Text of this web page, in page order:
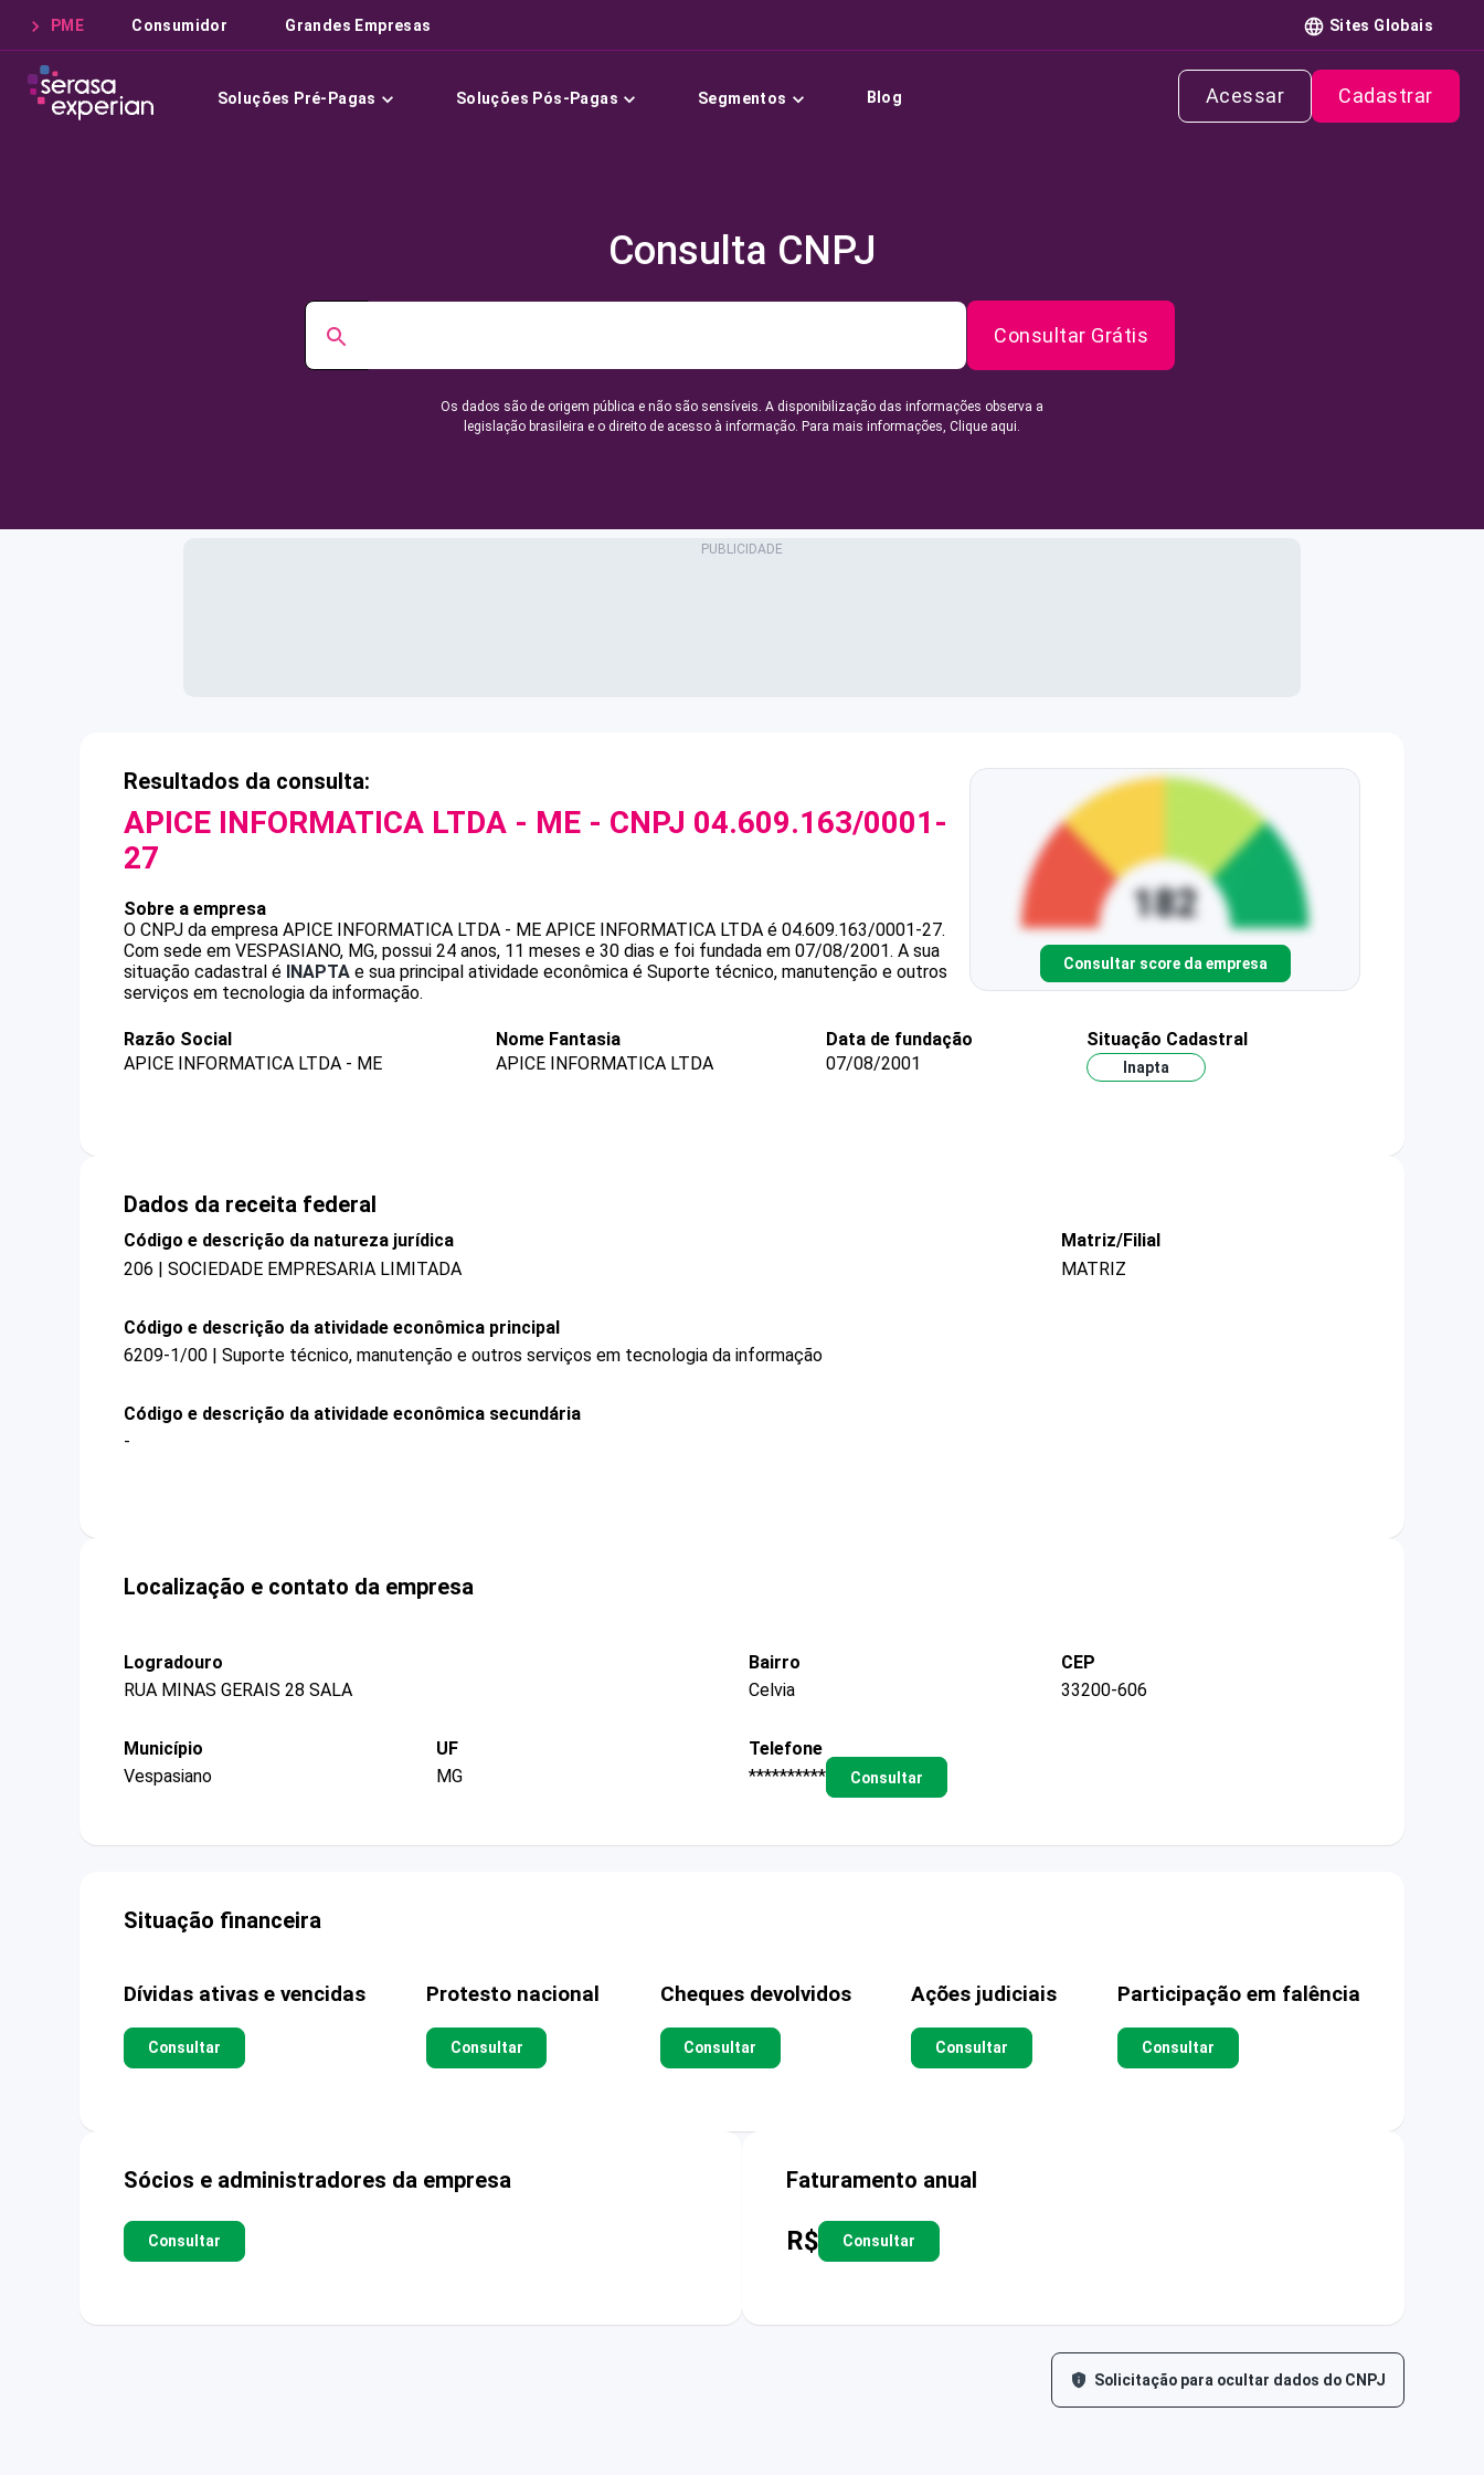
PME Consumidor Grandes Empresas Sites Globais
Soluções Pré-Pagas Soluções Pós-Pagas Segmentos Blog Acessar Cadastrar
Consulta CNPJ
Consultar Grátis
Os dados são de origem pública e não são sensíveis. A disponibilização das informações observa a
legislação brasileira e o direito de acesso à informação. Para mais informações, Clique aqui.
Resultados da consulta:
APICE INFORMATICA LTDA - ME - CNPJ 04.609.163/0001-
27
Sobre a empresa
O CNPJ da empresa APICE INFORMATICA LTDA - ME APICE INFORMATICA LTDA é 04.609.163/0001-27.
Com sede em VESPASIANO, MG, possui 24 anos, 11 meses e 30 dias e foi fundada em 07/08/2001. A sua
situação cadastral é INAPTA e sua principal atividade econômica é Suporte técnico, manutenção e outros
serviços em tecnologia da informação.
Consultar score da empresa
Razão Social
APICE INFORMATICA LTDA - ME
Nome Fantasia
APICE INFORMATICA LTDA
Data de fundação
07/08/2001
Situação Cadastral
Inapta
Dados da receita federal
Código e descrição da natureza jurídica
206 | SOCIEDADE EMPRESARIA LIMITADA
Matriz/Filial
MATRIZ
Código e descrição da atividade econômica principal
6209-1/00 | Suporte técnico, manutenção e outros serviços em tecnologia da informação
Código e descrição da atividade econômica secundária
-
Localização e contato da empresa
Logradouro
RUA MINAS GERAIS 28 SALA
Bairro
Celvia
CEP
33200-606
Município
Vespasiano
UF
MG
Telefone
**********
Consultar
Situação financeira
Dívidas ativas e vencidas
Consultar
Protesto nacional
Consultar
Cheques devolvidos
Consultar
Ações judiciais
Consultar
Participação em falência
Consultar
Sócios e administradores da empresa
Consultar
Faturamento anual
R$ Consultar
Solicitação para ocultar dados do CNPJ